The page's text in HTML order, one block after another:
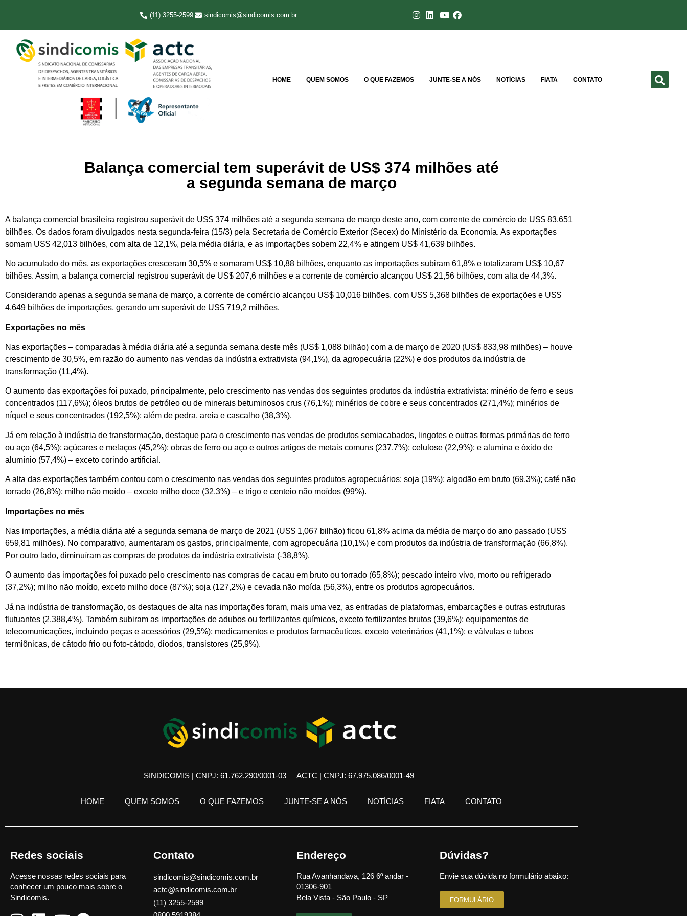
(11) 3255-2599 sindicomis@sindicomis.com.br
HOME QUEM SOMOS O QUE FAZEMOS JUNTE-SE A NÓS NOTÍCIAS FIATA CONTATO
Balança comercial tem superávit de US$ 374 milhões até
a segunda semana de março
A balança comercial brasileira registrou superávit de US$ 374 milhões até a segunda semana de março deste ano, com corrente de comércio de US$ 83,651
bilhões. Os dados foram divulgados nesta segunda-feira (15/3) pela Secretaria de Comércio Exterior (Secex) do Ministério da Economia. As exportações
somam US$ 42,013 bilhões, com alta de 12,1%, pela média diária, e as importações sobem 22,4% e atingem US$ 41,639 bilhões.
No acumulado do mês, as exportações cresceram 30,5% e somaram US$ 10,88 bilhões, enquanto as importações subiram 61,8% e totalizaram US$ 10,67
bilhões. Assim, a balança comercial registrou superávit de US$ 207,6 milhões e a corrente de comércio alcançou US$ 21,56 bilhões, com alta de 44,3%.
Considerando apenas a segunda semana de março, a corrente de comércio alcançou US$ 10,016 bilhões, com US$ 5,368 bilhões de exportações e US$
4,649 bilhões de importações, gerando um superávit de US$ 719,2 milhões.
Exportações no mês
Nas exportações – comparadas à média diária até a segunda semana deste mês (US$ 1,088 bilhão) com a de março de 2020 (US$ 833,98 milhões) – houve
crescimento de 30,5%, em razão do aumento nas vendas da indústria extrativista (94,1%), da agropecuária (22%) e dos produtos da indústria de
transformação (11,4%).
O aumento das exportações foi puxado, principalmente, pelo crescimento nas vendas dos seguintes produtos da indústria extrativista: minério de ferro e seus
concentrados (117,6%); óleos brutos de petróleo ou de minerais betuminosos crus (76,1%); minérios de cobre e seus concentrados (271,4%); minérios de
níquel e seus concentrados (192,5%); além de pedra, areia e cascalho (38,3%).
Já em relação à indústria de transformação, destaque para o crescimento nas vendas de produtos semiacabados, lingotes e outras formas primárias de ferro
ou aço (64,5%); açúcares e melaços (45,2%); obras de ferro ou aço e outros artigos de metais comuns (237,7%); celulose (22,9%); e alumina e óxido de
alumínio (57,4%) – exceto corindo artificial.
A alta das exportações também contou com o crescimento nas vendas dos seguintes produtos agropecuários: soja (19%); algodão em bruto (69,3%); café não
torrado (26,8%); milho não moído – exceto milho doce (32,3%) – e trigo e centeio não moídos (99%).
Importações no mês
Nas importações, a média diária até a segunda semana de março de 2021 (US$ 1,067 bilhão) ficou 61,8% acima da média de março do ano passado (US$
659,81 milhões). No comparativo, aumentaram os gastos, principalmente, com agropecuária (10,1%) e com produtos da indústria de transformação (66,8%).
Por outro lado, diminuíram as compras de produtos da indústria extrativista (-38,8%).
O aumento das importações foi puxado pelo crescimento nas compras de cacau em bruto ou torrado (65,8%); pescado inteiro vivo, morto ou refrigerado
(37,2%); milho não moído, exceto milho doce (87%); soja (127,2%) e cevada não moída (56,3%), entre os produtos agropecuários.
Já na indústria de transformação, os destaques de alta nas importações foram, mais uma vez, as entradas de plataformas, embarcações e outras estruturas
flutuantes (2.388,4%). Também subiram as importações de adubos ou fertilizantes químicos, exceto fertilizantes brutos (39,6%); equipamentos de
telecomunicações, incluindo peças e acessórios (29,5%); medicamentos e produtos farmacêuticos, exceto veterinários (41,1%); e válvulas e tubos
termiônicas, de cátodo frio ou foto-cátodo, diodos, transistores (25,9%).
SINDICOMIS | CNPJ: 61.762.290/0001-03 ACTC | CNPJ: 67.975.086/0001-49
HOME QUEM SOMOS O QUE FAZEMOS JUNTE-SE A NÓS NOTÍCIAS FIATA CONTATO
Redes sociais
Acesse nossas redes sociais para
conhecer um pouco mais sobre o
Sindicomis.
Contato
sindicomis@sindicomis.com.br
actc@sindicomis.com.br
(11) 3255-2599
Endereço
Rua Avanhandava, 126 6º andar -
01306-901
Bela Vista - São Paulo - SP
Dúvidas?
Envie sua dúvida no formulário abaixo:
FORMULÁRIO